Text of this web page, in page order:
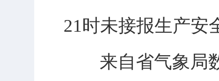
21时未接报生产安
来自省气象局数